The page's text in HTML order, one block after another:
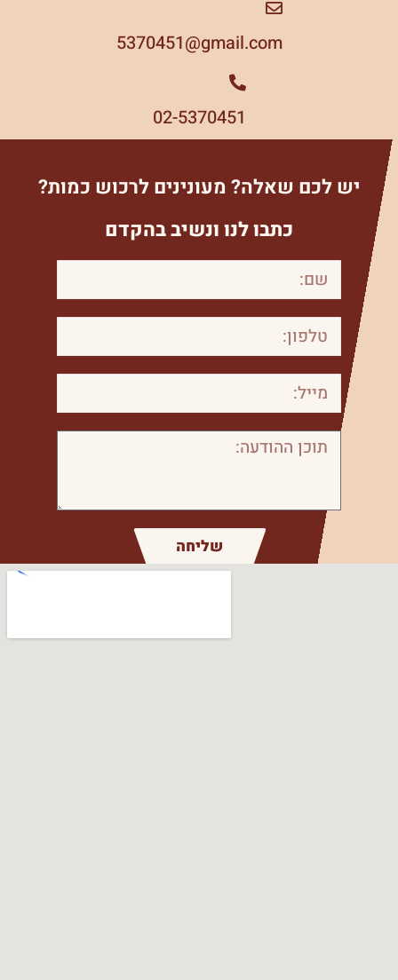
5370451 gmail.com@
02-5370451
יש לכם שאלה? מעונינים לרכוש כמות?
כתבו לנו ונשיב בהקדם
שליחה